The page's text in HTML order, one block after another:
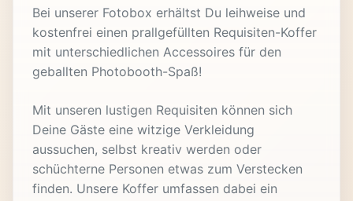
Bei unserer Fotobox erhältst Du leihweise und
kostenfrei einen prallgefüllten Requisiten-Koffer
mit unterschiedlichen Accessoires für den
geballten Photobooth-Spaß!
Mit unseren lustigen Requisiten können sich
Deine Gäste eine witzige Verkleidung
aussuchen, selbst kreativ werden oder
schüchterne Personen etwas zum Verstecken
finden. Unsere Koffer umfassen dabei ein